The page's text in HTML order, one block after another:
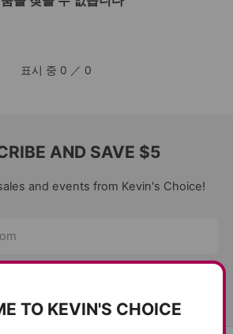
표시 중 0 ／ 0
AND SAVE $5
and events from Kevin's Choice!
TO KEVIN'S CHOICE